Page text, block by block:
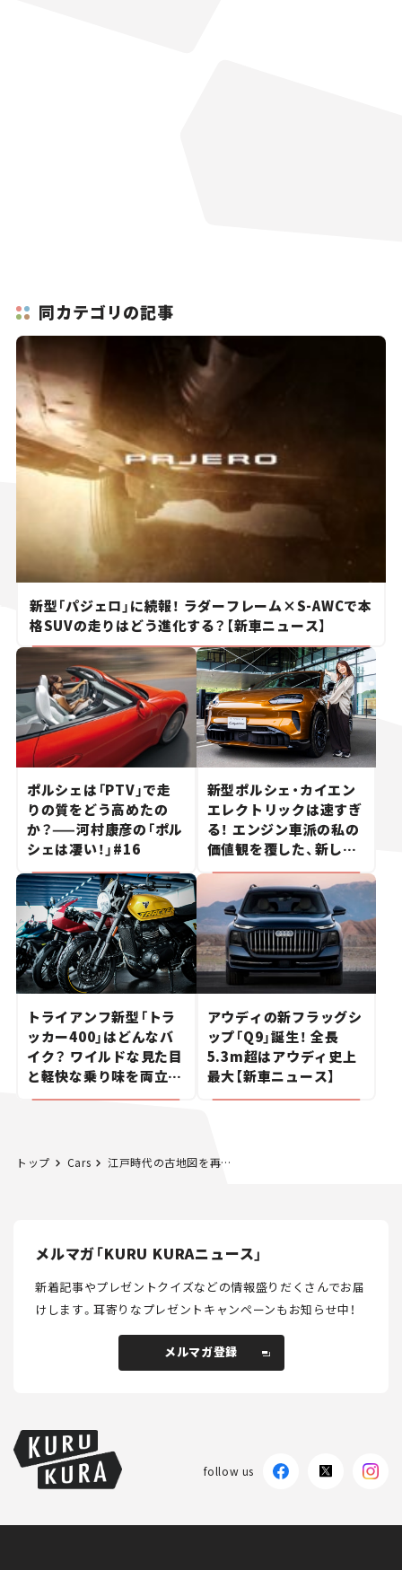
同カテゴリの記事
新型「パジェロ」に続報！ ラダーフレーム×S-AWCで本
格SUVの走りはどう進化する？【新車ニュース】
ポルシェは「PTV」で走
りの質をどう高めたの
か？——河村康彦の「ポル
シェは凄い！」#16
新型ポルシェ・カイエン
エレクトリックは速すぎ
る！ エンジン車派の私の
価値観を覆した、新しい
ポルシェの走り。
トライアンフ新型「トラ
ッカー400」はどんなバ
イク？ ワイルドな見た目
と軽快な乗り味を両立し
た400ccフラットトラッ
アウディの新フラッグシ
ップ「Q9」誕生！ 全長
5.3m超はアウディ史上
最大【新車ニュース】
トップ Cars 江戸時代の古地図を再現した地図アプリ「大江戸今昔めぐり」がスゴイ！
メルマガ「KURU KURAニュース」
新着記事やプレゼントクイズなどの情報盛りだくさんでお届
けします。耳寄りなプレゼントキャンペーンもお知らせ中！
メルマガ登録
follow us